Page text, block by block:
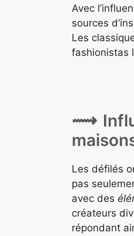
Avec
sources
Les
fashionistas
Les défilés
pas
avec des
créateurs
répondant